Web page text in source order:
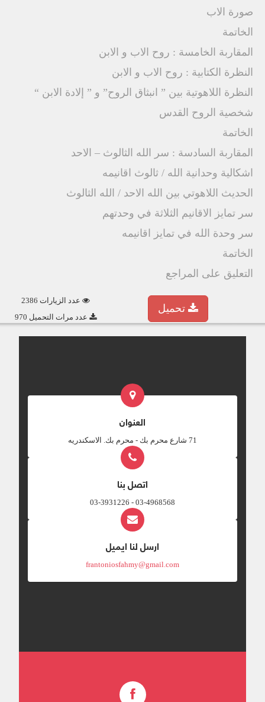
صورة الاب
الخاتمة
المقاربة الخامسة : روح الاب و الابن
النظرة الكتابية : روح الاب و الابن
النظرة اللاهوتية بين ” انبثاق الروح” و ” إلادة الابن “
شخصية الروح القدس
الخاتمة
المقاربة السادسة : سر الله الثالوث – الاحد
اشكالية وحدانية الله / ثالوث اقانيمه
الحديث اللاهوتي بين الله الاحد / الله الثالوث
سر تمايز الاقانيم الثلاثة في وحدتهم
سر وحدة الله في تمايز اقانيمه
الخاتمة
التعليق على المراجع
عدد الزيارات 2386
عدد مرات التحميل 970
تحميل
العنوان
‎71 شارع محرم بك - محرم بك. الاسكندريه
اتصل بنا
03-4968568 - 03-3931226
ارسل لنا ايميل
frantoniosfahmy@gmail.com